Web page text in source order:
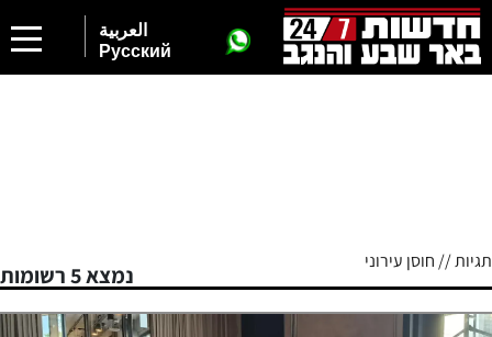
العربية
Русский
תגיות // חוסן עירוני
נמצא 5 רשומות